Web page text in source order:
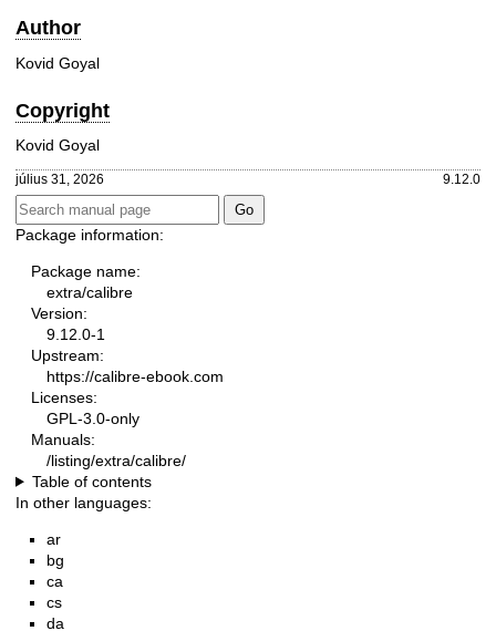
Author
Kovid Goyal
Copyright
Kovid Goyal
július 31, 2026 9.12.0
Package information:
Package name:
extra/calibre
Version:
9.12.0-1
Upstream:
https://calibre-ebook.com
Licenses:
GPL-3.0-only
Manuals:
/listing/extra/calibre/
Table of contents
In other languages:
ar
bg
ca
cs
da